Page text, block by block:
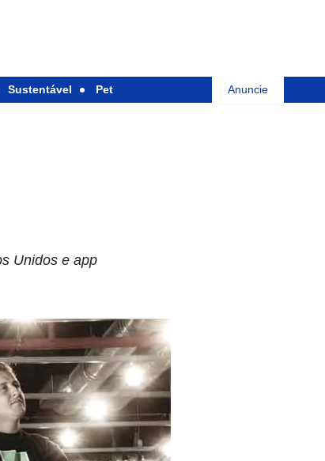
Sustentável Pet Anuncie
Unidos e app